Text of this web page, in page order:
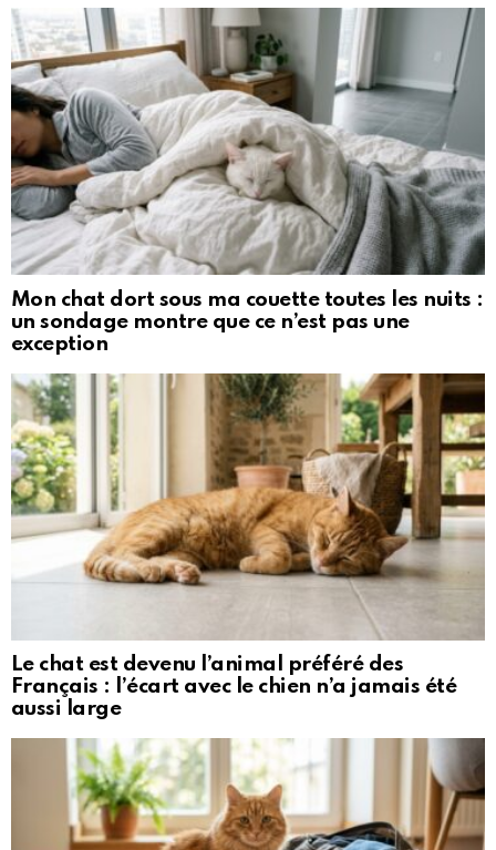
Mon chat dort sous ma couette toutes les nuits :
un sondage montre que ce n’est pas une
exception
Le chat est devenu l’animal préféré des
Français : l’écart avec le chien n’a jamais été
aussi large